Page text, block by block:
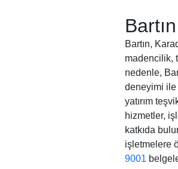
Bartın,
madencilik,
nedenle,
deneyimi ile
yatırım
hizmetler,
katkıda
işletmelere
9001